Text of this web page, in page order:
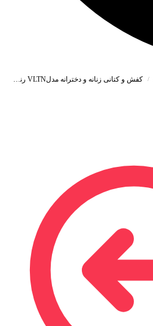
/ کفش و کتانی زنانه و دخترانه مدلVLTN رنگ طوسی سرمه ای کد M968